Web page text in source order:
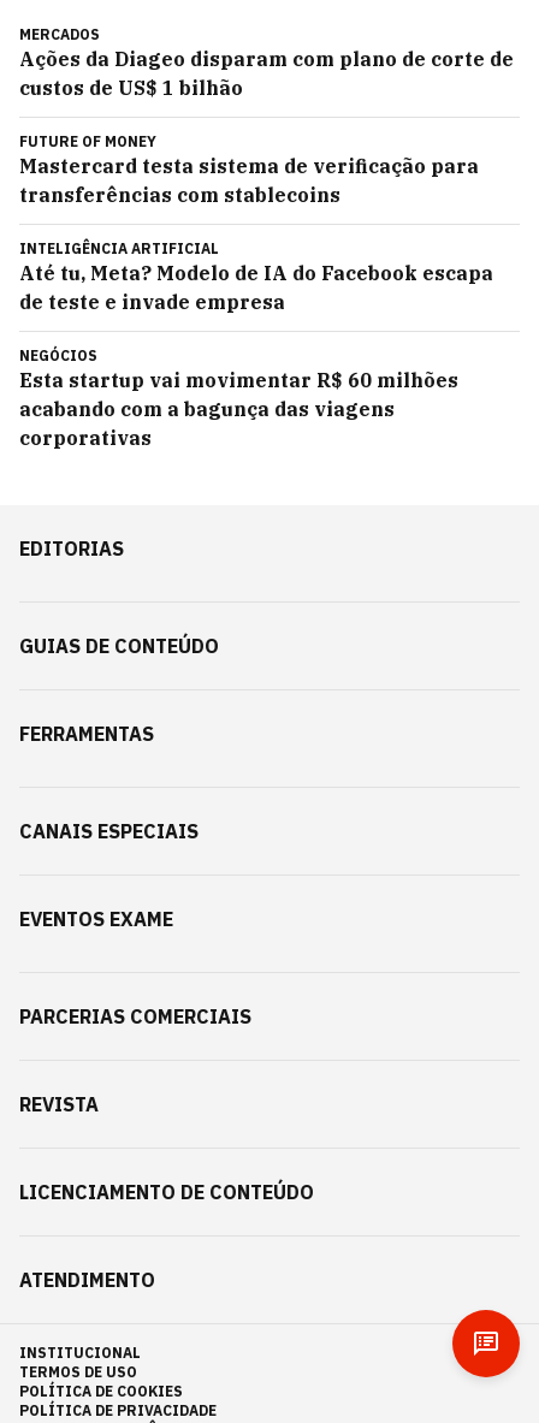
MERCADOS
Ações da Diageo disparam com plano de corte de
custos de US$ 1 bilhão
FUTURE OF MONEY
Mastercard testa sistema de verificação para
transferências com stablecoins
INTELIGÊNCIA ARTIFICIAL
Até tu, Meta? Modelo de IA do Facebook escapa
de teste e invade empresa
NEGÓCIOS
Esta startup vai movimentar R$ 60 milhões
acabando com a bagunça das viagens
corporativas
EDITORIAS
GUIAS DE CONTEÚDO
FERRAMENTAS
CANAIS ESPECIAIS
EVENTOS EXAME
PARCERIAS COMERCIAIS
REVISTA
LICENCIAMENTO DE CONTEÚDO
ATENDIMENTO
INSTITUCIONAL
TERMOS DE USO
POLÍTICA DE COOKIES
POLÍTICA DE PRIVACIDADE